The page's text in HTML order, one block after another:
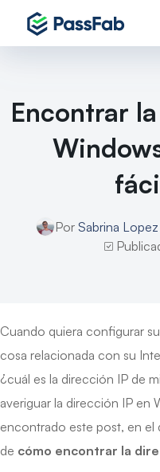
Encontrar
Por Sabrina Lopez
Cuando quiera configurar
cosa relacionada con su
¿cuál es la dirección IP de
averiguar la dirección IP en
encontrado este post, en el
de cómo encontrar la